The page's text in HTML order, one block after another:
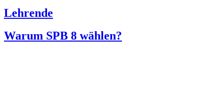
Lehrende
Warum SPB 8 wählen?